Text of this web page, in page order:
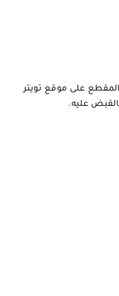
على موقع تويتر
عليه.